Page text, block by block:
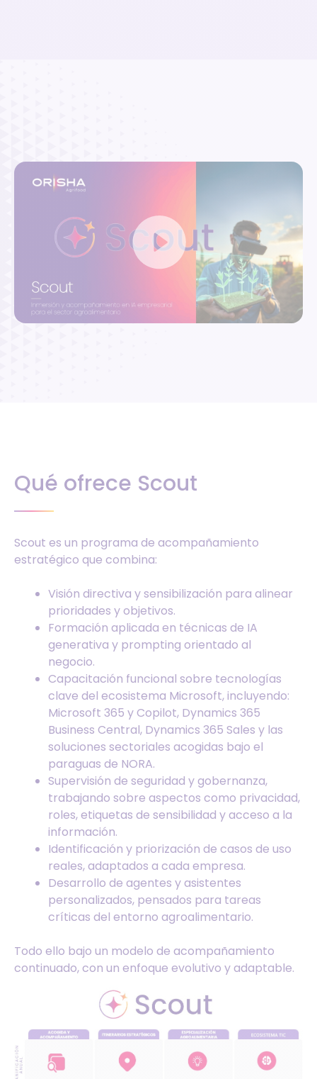
Qué ofrece Scout
Scout es un programa de acompañamiento
estratégico que combina:
Visión directiva y sensibilización para alinear
prioridades y objetivos.
Formación aplicada en técnicas de IA
generativa y prompting orientado al
negocio.
Capacitación funcional sobre tecnologías
clave del ecosistema Microsoft, incluyendo:
Microsoft 365 y Copilot, Dynamics 365
Business Central, Dynamics 365 Sales y las
soluciones sectoriales acogidas bajo el
paraguas de NORA.
Supervisión de seguridad y gobernanza,
trabajando sobre aspectos como privacidad,
roles, etiquetas de sensibilidad y acceso a la
información.
Identificación y priorización de casos de uso
reales, adaptados a cada empresa.
Desarrollo de agentes y asistentes
personalizados, pensados para tareas
críticas del entorno agroalimentario.
Todo ello bajo un modelo de acompañamiento
continuado, con un enfoque evolutivo y adaptable.